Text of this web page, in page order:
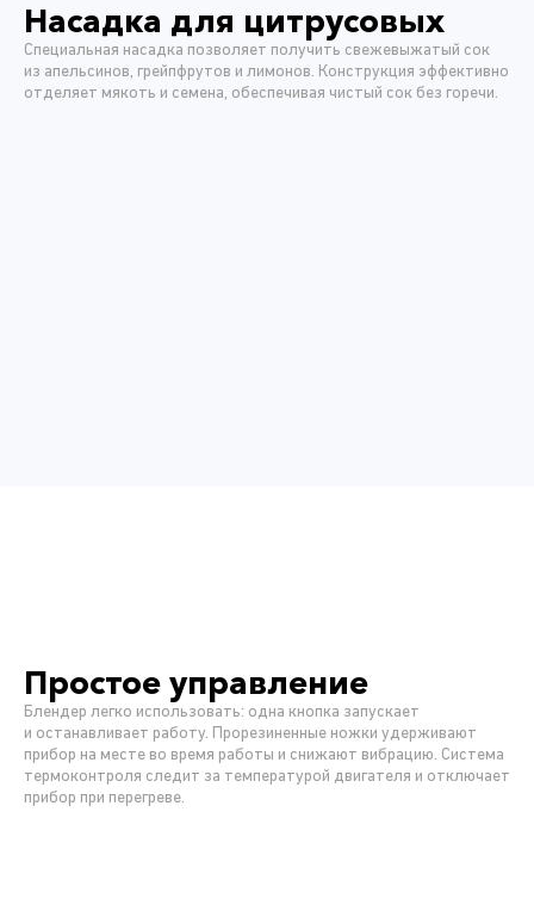
Насадка для цитрусовых
Специальная насадка позволяет получить свежевыжатый сок
из апельсинов, грейпфрутов и лимонов. Конструкция эффективно
отделяет мякоть и семена, обеспечивая чистый сок без горечи.
Простое управление
Блендер легко использовать: одна кнопка запускает
и останавливает работу. Прорезиненные ножки удерживают
прибор на месте во время работы и снижают вибрацию. Система
термоконтроля следит за температурой двигателя и отключает
прибор при перегреве.